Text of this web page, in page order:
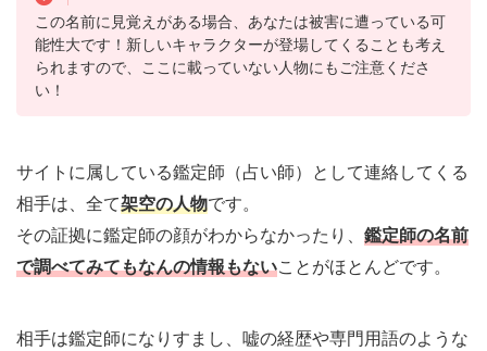
この名前に見覚えがある場合、あなたは被害に遭っている可
能性大です！新しいキャラクターが登場してくることも考え
られますので、ここに載っていない人物にもご注意くださ
い！
サイトに属している鑑定師（占い師）として連絡してくる
相手は、全て架空の人物です。
その証拠に鑑定師の顔がわからなかったり、 鑑定師の名前
で調べてみてもなんの情報もないことがほとんどです。
相手は鑑定師になりすまし、嘘の経歴や専門用語のような